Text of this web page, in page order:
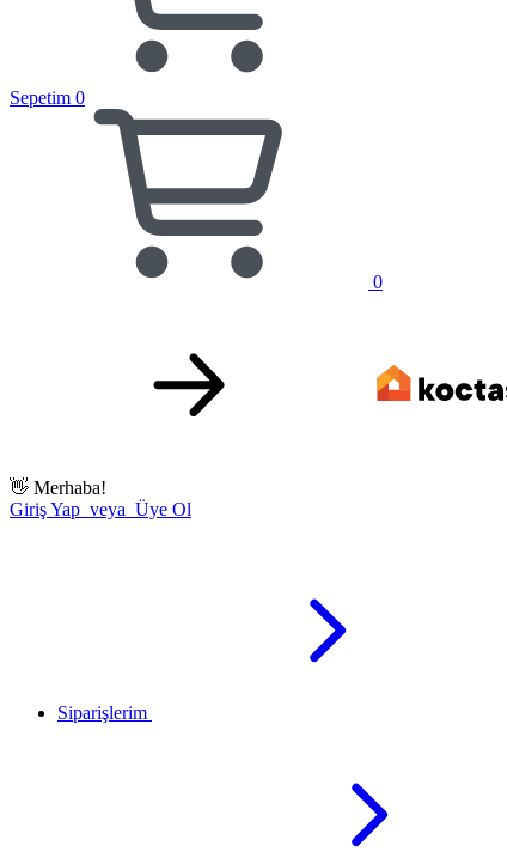
Sepetim 0
0
👋 Merhaba!
Giriş Yap veya Üye Ol
Siparişlerim